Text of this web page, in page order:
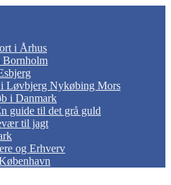
i Århus
Bornholm
Løvbjerg Nykøbing Mors
i Danmark
guide til det grå guld
til jagt
og Erhverv